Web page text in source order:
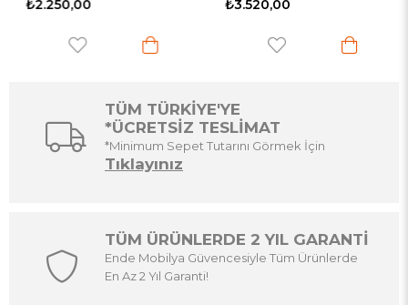
₺2.250,00 ₺3.520,00
TÜM TÜRKİYE'YE
*ÜCRETSİZ TESLİMAT
*Minimum Sepet Tutarını Görmek İçin
Tıklayınız
TÜM ÜRÜNLERDE 2 YIL GARANTİ
Ende Mobilya Güvencesiyle Tüm Ürünlerde
En Az 2 Yıl Garanti!